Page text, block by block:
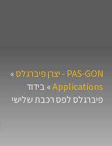
PAS-GON - יצרן פיברגלס
»
Applications
»בידוד
פיברגלס לפס רכבת שלישי